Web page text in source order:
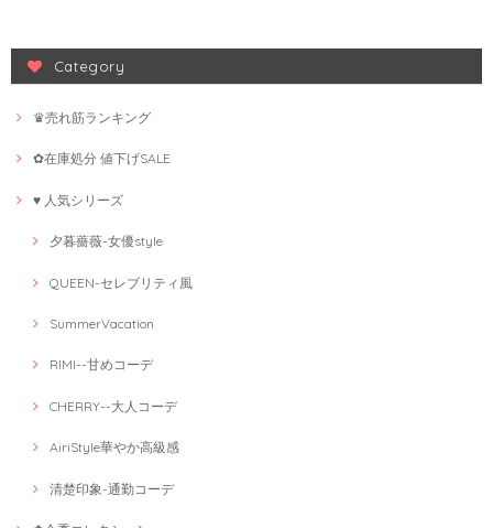
Category
♛売れ筋ランキング
✿在庫処分 値下げSALE
♥ 人気シリーズ
夕暮薔薇-女優style
QUEEN-セレブリティ風
SummerVacation
RIMI--甘めコーデ
CHERRY--大人コーデ
AiriStyle華やか高級感
清楚印象-通勤コーデ